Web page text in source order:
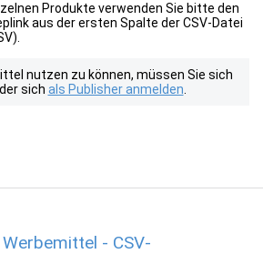
Produkte verwenden Sie bitte den
aus der ersten Spalte der CSV-Datei
nutzen zu können, müssen Sie sich
sich als Publisher anmelden
- CSV-